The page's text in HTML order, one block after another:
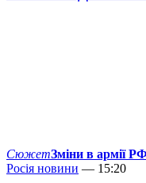
СюжетЗміни в армії
Росія новини — 15:20